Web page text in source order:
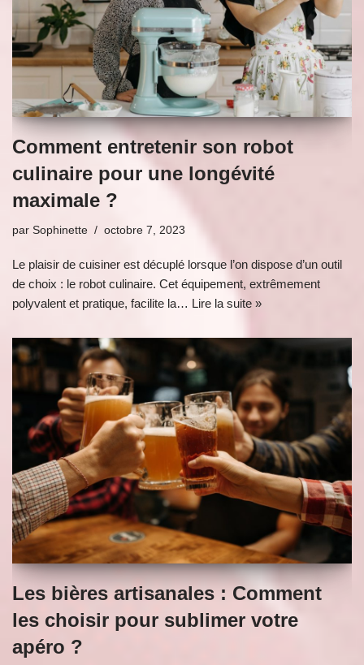
Comment entretenir son robot
culinaire pour une longévité
maximale ?
par Sophinette octobre 7, 2023
Le plaisir de cuisiner est décuplé lorsque l’on dispose d’un outil
de choix : le robot culinaire. Cet équipement, extrêmement
polyvalent et pratique, facilite la… Lire la suite »
Les bières artisanales : Comment
les choisir pour sublimer votre
apéro ?